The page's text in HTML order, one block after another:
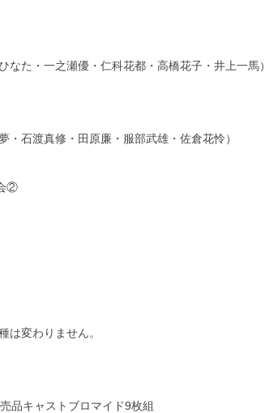
た・一之瀬優・仁科花都・高橋花子・井上一馬）
石渡真修・田原廉・服部武雄・佐倉花怜）
②
は変わりません。
品キャストブロマイド9枚組